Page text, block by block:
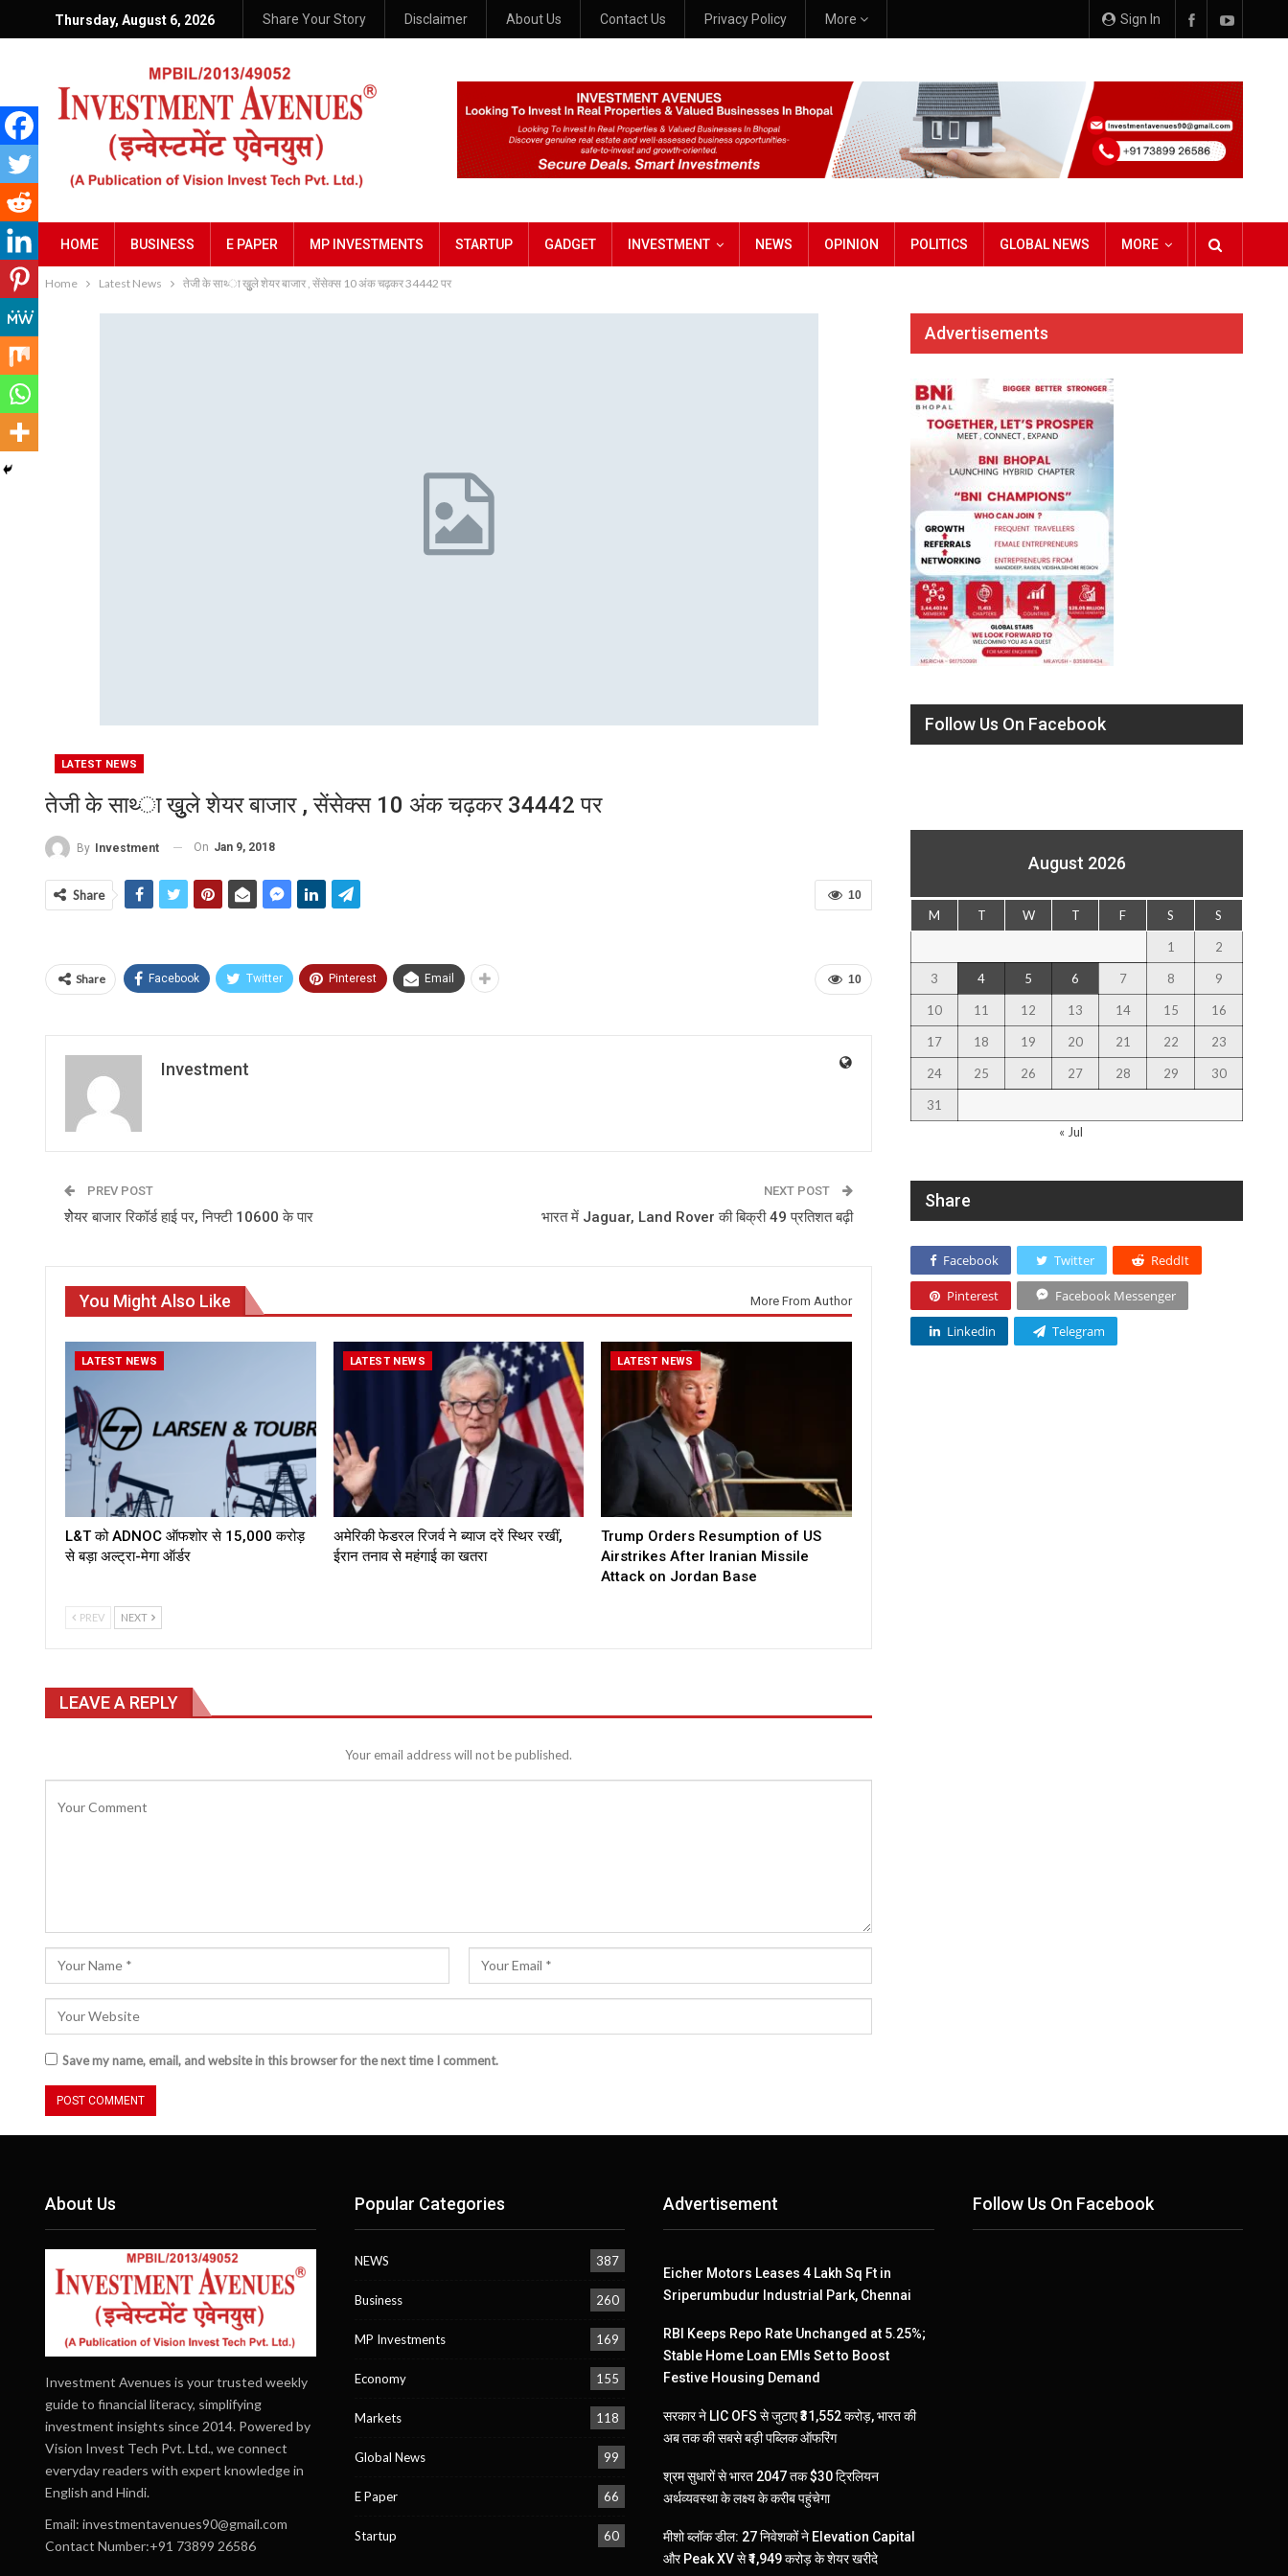
Sign In
Thursday, August 6, 2026 Share Your Story Disclaimer About Us Contact Us Privacy Policy More
HOME BUSINESS E PAPER MP INVESTMENTS STARTUP GADGET INVESTMENT NEWS OPINION POLITICS GLOBAL NEWS MORE
Home Latest News तेजी के साथ्‍ा खुुुुले शेयर बाजार , सेंसेक्स 10 अंक चढ़कर 34442 पर
LATEST NEWS
तेजी के साथ्‍ा खुुुुले शेयर बाजार , सेंसेक्स 10 अंक चढ़कर 34442 पर
By Investment On Jan 9, 2018
10
Share
10
Share Facebook Twitter Pinterest Email
Investment
PREV POST
शेेेेयर बाजार रिकॉर्ड हाई पर, नि‍फ्‍टी 10600 के पार
NEXT POST
भारत में Jaguar, Land Rover की बिक्री 49 प्रतिशत बढ़ी
You Might Also Like More From Author
LATEST NEWS
L&T को ADNOC ऑफशोर से ₹15,000 करोड़
से बड़ा अल्ट्रा-मेगा ऑर्डर
LATEST NEWS
अमेरिकी फेडरल रिजर्व ने ब्याज दरें स्थिर रखीं,
ईरान तनाव से महंगाई का खतरा
LATEST NEWS
Trump Orders Resumption of US
Airstrikes After Iranian Missile
Attack on Jordan Base
PREV NEXT
LEAVE A REPLY
Your email address will not be published.
Save my name, email, and website in this browser for the next time I comment.
Advertisements
Follow Us On Facebook
August 2026
M T W T F S S
1 2
3 4 5 6 7 8 9
10 11 12 13 14 15 16
17 18 19 20 21 22 23
24 25 26 27 28 29 30
31
« Jul
Share
Facebook Twitter ReddIt
Pinterest Facebook Messenger
Linkedin Telegram
About Us
Investment Avenues is your trusted weekly
guide to financial literacy, simplifying
investment insights since 2014. Powered by
Vision Invest Tech Pvt. Ltd., we connect
everyday readers with expert knowledge in
English and Hindi.
Email: investmentavenues90@gmail.com
Contact Number:+91 73899 26586
Popular Categories
NEWS 387
Business 260
MP Investments 169
Economy 155
Markets 118
Global News 99
E Paper 66
Startup 60
Advertisement
Eicher Motors Leases 4 Lakh Sq Ft in
Sriperumbudur Industrial Park, Chennai
RBI Keeps Repo Rate Unchanged at 5.25%;
Stable Home Loan EMIs Set to Boost
Festive Housing Demand
सरकार ने LIC OFS से जुटाए ₹31,552 करोड़, भारत की
अब तक की सबसे बड़ी पब्लिक ऑफरिंग
श्रम सुधारों से भारत 2047 तक $30 ट्रिलियन
अर्थव्यवस्था के लक्ष्य के करीब पहुंचेगा
मीशो ब्लॉक डील: 27 निवेशकों ने Elevation Capital
और Peak XV से ₹1,949 करोड़ के शेयर खरीदे
Follow Us On Facebook